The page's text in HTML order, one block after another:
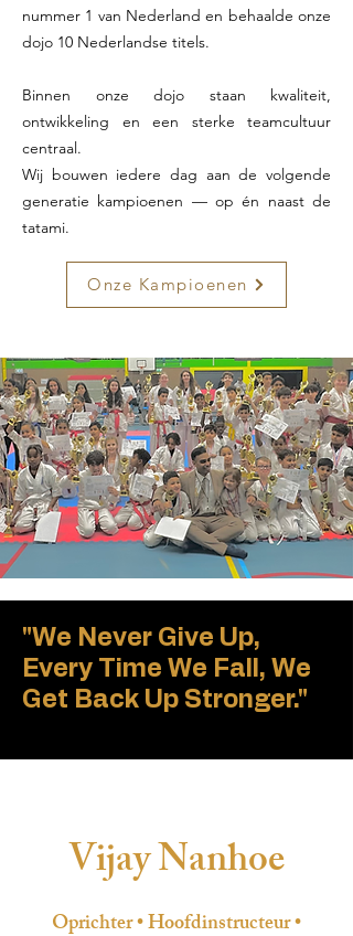
nummer 1 van Nederland en behaalde onze
dojo 10 Nederlandse titels.
Binnen onze dojo staan kwaliteit,
ontwikkeling en een sterke teamcultuur
centraal.
Wij bouwen iedere dag aan de volgende
generatie kampioenen — op én naast de
tatami.
Onze Kampioenen
"We Never Give Up,
Every Time We Fall, We
Get Back Up Stronger."
Vijay Nanhoe
Oprichter • Hoofdinstructeur •